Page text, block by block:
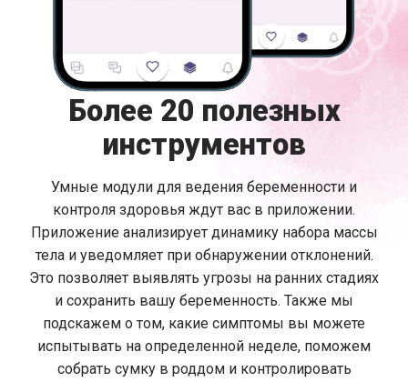
Более 20 полезных
инструментов
Умные модули для ведения беременности и
контроля здоровья ждут вас в приложении.
Приложение анализирует динамику набора массы
тела и уведомляет при обнаружении отклонений.
Это позволяет выявлять угрозы на ранних стадиях
и сохранить вашу беременность. Также мы
подскажем о том, какие симптомы вы можете
испытывать на определенной неделе, поможем
собрать сумку в роддом и контролировать